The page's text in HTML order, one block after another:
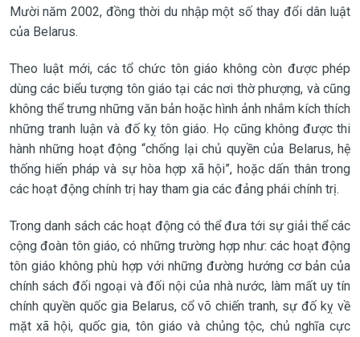
Mười năm 2002, đồng thời du nhập một số thay đổi dân luật
của Belarus.
Theo luật mới, các tổ chức tôn giáo không còn được phép
dùng các biểu tượng tôn giáo tại các nơi thờ phượng, và cũng
không thể trưng những văn bản hoặc hình ảnh nhắm kích thích
những tranh luận và đố kỵ tôn giáo. Họ cũng không được thi
hành những hoạt động “chống lại chủ quyền của Belarus, hệ
thống hiến pháp và sự hòa hợp xã hội”, hoặc dấn thân trong
các hoạt động chính trị hay tham gia các đảng phái chính trị.
Trong danh sách các hoạt động có thể đưa tới sự giải thể các
cộng đoàn tôn giáo, có những trường hợp như: các hoạt động
tôn giáo không phù hợp với những đường hướng cơ bản của
chính sách đối ngoại và đối nội của nhà nước, làm mất uy tín
chính quyền quốc gia Belarus, cổ võ chiến tranh, sự đố kỵ về
mặt xã hội, quốc gia, tôn giáo và chủng tộc, chủ nghĩa cực